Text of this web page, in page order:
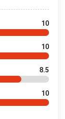
10
10
8.5
10